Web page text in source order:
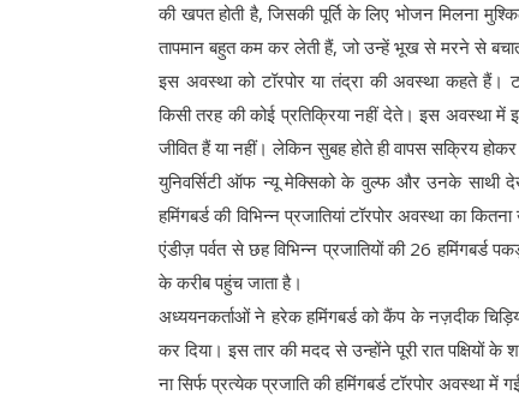
की खपत होती है, जिसकी पूर्ति के लिए भोजन मिलना
तापमान बहुत कम कर लेती हैं, जो उन्हें भूख से मरने से
इस अवस्था को टॉरपोर या तंद्रा की अवस्था कहते हैं।
किसी तरह की कोई प्रतिक्रिया नहीं देते। इस अवस्था में
जीवित हैं या नहीं। लेकिन सुबह होते ही वापस सक्रिय
युनिवर्सिटी ऑफ न्यू मेक्सिको के वुल्फ और उनके साथी
हमिंगबर्ड की विभिन्न प्रजातियां टॉरपोर अवस्था का
एंडीज़ पर्वत से छह विभिन्न प्रजातियों की 26 हमिंगबर्ड
के करीब पहुंच जाता है।
अध्ययनकर्ताओं ने हरेक हमिंगबर्ड को कैंप के नज़दीक
कर दिया। इस तार की मदद से उन्होंने पूरी रात पक्षियों
ना सिर्फ प्रत्येक प्रजाति की हमिंगबर्ड टॉरपोर अवस्था